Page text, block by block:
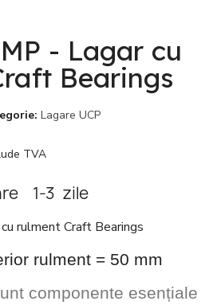
- Lagar cu
Bearings
Lagare UCP
TVA
1-3 zile
rulment Craft Bearings
rulment = 50 mm
componente esențiale